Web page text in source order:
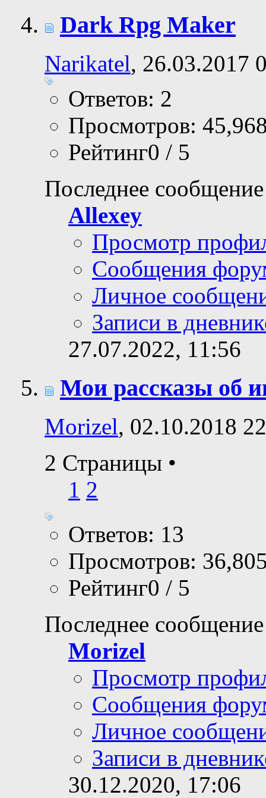
Dark Rpg Maker
Narikatel, 26.03.2017
Ответов: 2
Просмотров:
Рейтинг0 / 5
Последнее
Allexey
Просмотр
Сообщения
Личное
Записи в
27.07.2022, 11:56
Мои рассказы об
Morizel, 02.10.2018
2 Страницы •
1 2
Ответов: 13
Просмотров:
Рейтинг0 / 5
Последнее
Morizel
Просмотр
Сообщения
Личное
Записи в
30.12.2020, 17:06